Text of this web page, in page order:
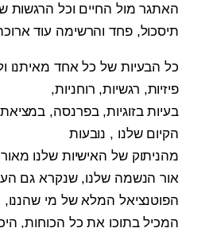
האתגר מול החיים וכל הרגשות
תיסכול, פחד והרשימה עוד
כל הבעיות של כל אחד מאיתנו
פיזיות, רגשיות, רוחניות,
בעיות בזוגיות, בפרנסה,
הקיום שלנו , נובעות
מהניתוק של האישיות שלנו
אור הנשמה שלנו, שנקרא גם
הפוטנציאל המלא של מי שהננו,
המכיל בתוכו את כל הכוחות,